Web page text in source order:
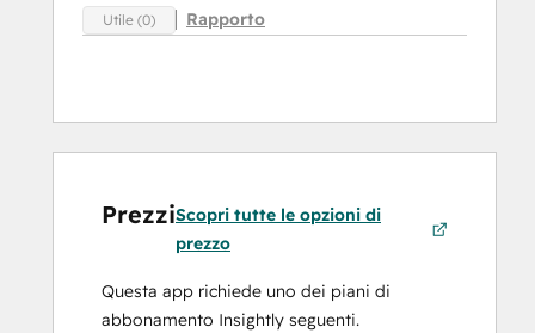
Utile (0) Rapporto
PrezziScopri tutte le opzioni di
prezzo
Questa app richiede uno dei piani di
abbonamento Insightly seguenti.